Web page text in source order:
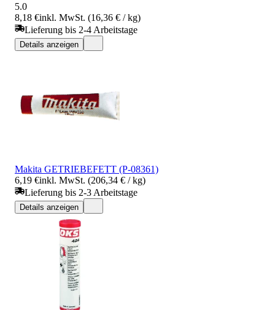
5.0
8,18 €inkl. MwSt. (16,36 € / kg)
Lieferung bis 2-4 Arbeitstage
Details anzeigen
Makita GETRIEBEFETT (P-08361)
6,19 €inkl. MwSt. (206,34 € / kg)
Lieferung bis 2-3 Arbeitstage
Details anzeigen